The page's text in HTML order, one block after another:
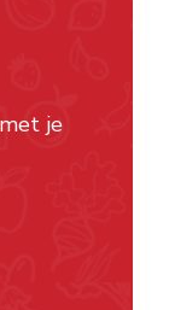
je